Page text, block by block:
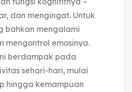
dan mengingat. Untuk
bahkan mengalami
mengontrol emosinya.
berdampak pada
sehari-hari, mulai
hingga kemampuan